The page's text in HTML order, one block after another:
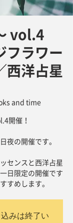
vol.4
フラワー
西洋占星
and time
開催！
夜の開催です。
センスと西洋占星
日限定の開催です
すめします。
みは終了い